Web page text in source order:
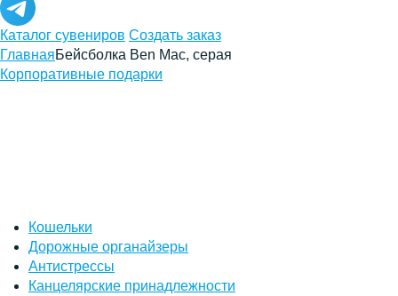
Каталог сувениров Создать заказ
ГлавнаяБейсболка Ben Mac, серая
Корпоративные подарки
Кошельки
Дорожные органайзеры
Антистрессы
Канцелярские принадлежности